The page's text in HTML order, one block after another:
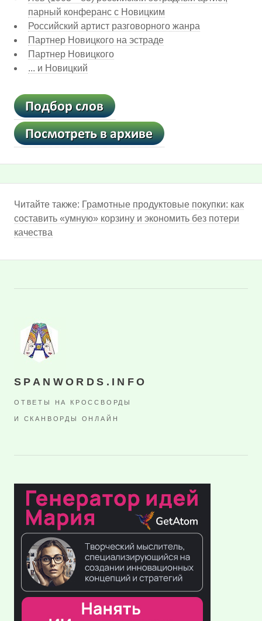
парный конферанс с Новицким
Российский артист разговорного жанра
Партнер Новицкого на эстраде
Партнер Новицкого
... и Новицкий
Читайте также: Грамотные продуктовые покупки: как
составить «умную» корзину и экономить без потери
качества
SPANWORDS.INFO
ОТВЕТЫ НА КРОССВОРДЫ
И СКАНВОРДЫ ОНЛАЙН